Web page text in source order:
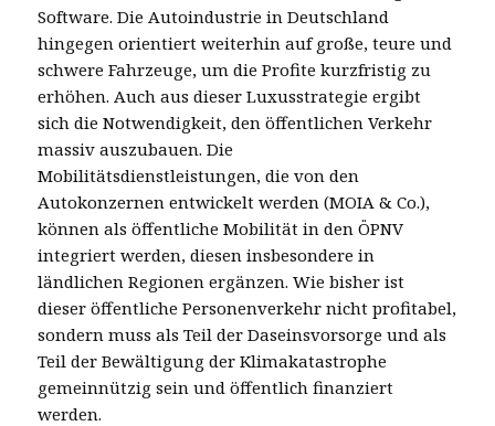
Software. Die Autoindustrie in Deutschland
hingegen orientiert weiterhin auf große, teure und
schwere Fahrzeuge, um die Profite kurzfristig zu
erhöhen. Auch aus dieser Luxusstrategie ergibt
sich die Notwendigkeit, den öffentlichen Verkehr
massiv auszubauen. Die
Mobilitätsdienstleistungen, die von den
Autokonzernen entwickelt werden (MOIA & Co.),
können als öffentliche Mobilität in den ÖPNV
integriert werden, diesen insbesondere in
ländlichen Regionen ergänzen. Wie bisher ist
dieser öffentliche Personenverkehr nicht profitabel,
sondern muss als Teil der Daseinsvorsorge und als
Teil der Bewältigung der Klimakatastrophe
gemeinnützig sein und öffentlich finanziert
werden.